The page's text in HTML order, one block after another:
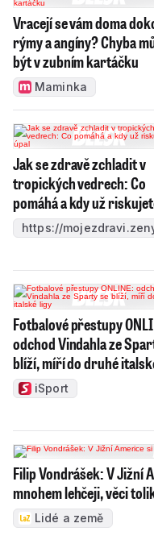
Vracejí se vám doma
rýmy a angíny? Chyba
být v zubním kartáčku
Maminka
Jak se zdravě zchladit v
tropických vedrech: Co
pomáhá a kdy už
https://
Fotbalové přestupy
odchod Vindahla ze
blíží, míří do druhé
iSport
Filip Vondrášek: V Jižní
mnohem lehčeji, věci
Lidé a země